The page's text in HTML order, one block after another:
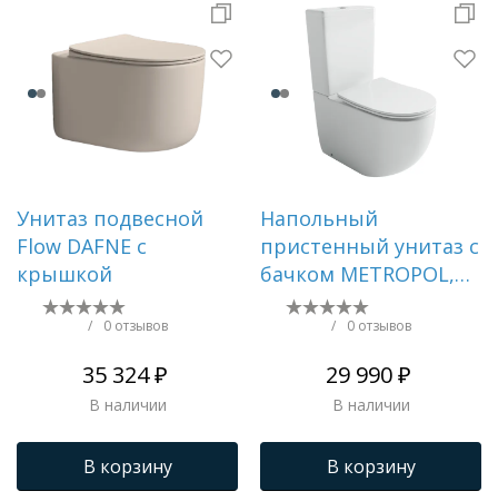
Унитаз подвесной
Flow DAFNE с
крышкой
/ 0 отзывов
35 324 ₽
В наличии
В корзину
Напольный
пристенный унитаз с
бачком METROPOL,
смыв Торнадо,
нижняя подводка,
выпуск,
/ 0 отзывов
29 990 ₽
В наличии
В корзину